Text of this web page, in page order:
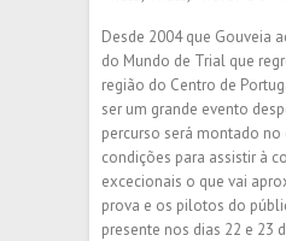
Desde 2004 que Gouveia
do Mundo de Trial que
região do Centro de
ser um grande evento
percurso será montado no
condições para assistir à
excecionais o que vai
prova e os pilotos do
presente nos dias 22 e 23